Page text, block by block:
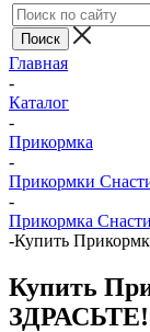
Главная
-
Каталог
-
Прикормка
-
Прикормки
-
Прикормка Снасти
-Купить
Купить